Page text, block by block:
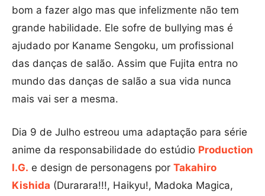
bom a fazer algo mas que infelizmente não tem
grande habilidade. Ele sofre de bullying mas é
ajudado por Kaname Sengoku, um profissional
das danças de salão. Assim que Fujita entra no
mundo das danças de salão a sua vida nunca
mais vai ser a mesma.
Dia 9 de Julho estreou uma adaptação para série
anime da responsabilidade do estúdio Production
I.G. e design de personagens por Takahiro
Kishida (Durarara!!!, Haikyu!, Madoka Magica,